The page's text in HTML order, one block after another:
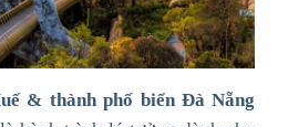
& thành phố biển Đà Nẵng